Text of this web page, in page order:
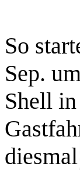
So
Sep.
Shell